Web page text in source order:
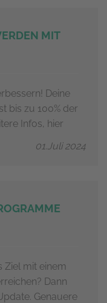
MIT
Deine
bis zu 100% der
Infos, hier
01.Juli 2024
Ziel mit einem
Dann
Genauere